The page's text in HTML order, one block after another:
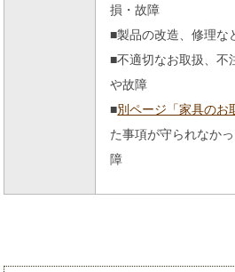
損・故障
■製品の改造、修理な
■不適切なお取扱、不
や故障
■別ページ「家具のお
た事項が守られなか
障